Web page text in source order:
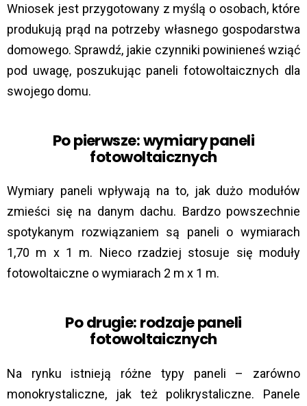
Wniosek jest przygotowany z myślą o osobach, które
produkują prąd na potrzeby własnego gospodarstwa
domowego. Sprawdź, jakie czynniki powinieneś wziąć
pod uwagę, poszukując paneli fotowoltaicznych dla
swojego domu.
Po pierwsze: wymiary paneli
fotowoltaicznych
Wymiary paneli wpływają na to, jak dużo modułów
zmieści się na danym dachu. Bardzo powszechnie
spotykanym rozwiązaniem są paneli o wymiarach
1,70 m x 1 m. Nieco rzadziej stosuje się moduły
fotowoltaiczne o wymiarach 2 m x 1 m.
Po drugie: rodzaje paneli
fotowoltaicznych
Na rynku istnieją różne typy paneli – zarówno
monokrystaliczne, jak też polikrystaliczne. Panele